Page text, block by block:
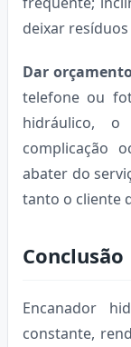
deixar
Dar
telefone ou
hidráulico,
complicação
abater do
tanto o cliente
Conclusão
Encanador
constante,